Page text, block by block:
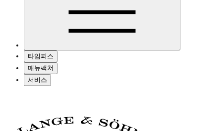
타임피스
매뉴팩쳐
서비스